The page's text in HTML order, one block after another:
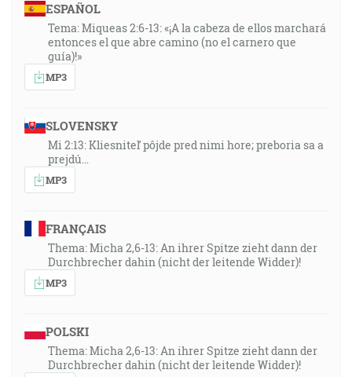
ESPAÑOL
Tema: Miqueas 2:6-13: «¡A la cabeza de ellos marchará
entonces el que abre camino (no el carnero que
guía)!»
MP3
SLOVENSKY
Mi 2:13: Kliesniteľ pôjde pred nimi hore; preboria sa a
prejdú…
MP3
FRANÇAIS
Thema: Micha 2,6-13: An ihrer Spitze zieht dann der
Durchbrecher dahin (nicht der leitende Widder)!
MP3
POLSKI
Thema: Micha 2,6-13: An ihrer Spitze zieht dann der
Durchbrecher dahin (nicht der leitende Widder)!